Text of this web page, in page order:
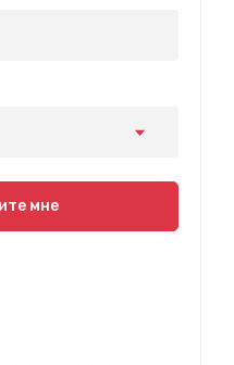
из города в сторону
мне